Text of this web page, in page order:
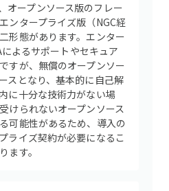
オープンソース版のフレー
ンタープライズ版（NGC経
形態があります。エンター
よるサポートやセキュア
すが、無償のオープンソー
スとなり、基本的に自己解
に十分な技術力がない場
けられないオープンソース
可能性があるため、導入の
ライズ契約が必要になるこ
ます。